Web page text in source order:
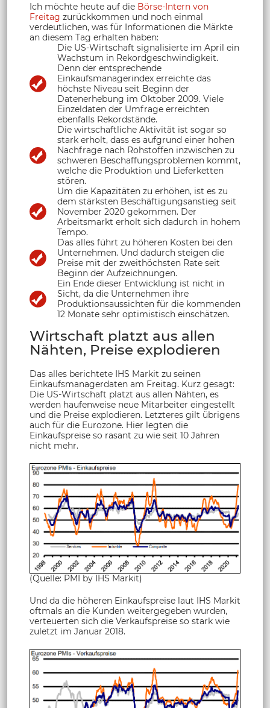
Ich möchte heute auf die Börse-Intern von
Freitag zurückkommen und noch einmal
verdeutlichen, was für Informationen die Märkte
an diesem Tag erhalten haben:
Die US-Wirtschaft signalisierte im April ein
Wachstum in Rekordgeschwindigkeit.
Denn der entsprechende
Einkaufsmanagerindex erreichte das
höchste Niveau seit Beginn der
Datenerhebung im Oktober 2009. Viele
Einzeldaten der Umfrage erreichten
ebenfalls Rekordstände.
Die wirtschaftliche Aktivität ist sogar so
stark erholt, dass es aufgrund einer hohen
Nachfrage nach Rohstoffen inzwischen zu
schweren Beschaffungsproblemen kommt,
welche die Produktion und Lieferketten
stören.
Um die Kapazitäten zu erhöhen, ist es zu
dem stärksten Beschäftigungsanstieg seit
November 2020 gekommen. Der
Arbeitsmarkt erholt sich dadurch in hohem
Tempo.
Das alles führt zu höheren Kosten bei den
Unternehmen. Und dadurch steigen die
Preise mit der zweithöchsten Rate seit
Beginn der Aufzeichnungen.
Ein Ende dieser Entwicklung ist nicht in
Sicht, da die Unternehmen ihre
Produktionsaussichten für die kommenden
12 Monate sehr optimistisch einschätzen.
Wirtschaft platzt aus allen
Nähten, Preise explodieren
Das alles berichtete IHS Markit zu seinen
Einkaufsmanagerdaten am Freitag. Kurz gesagt:
Die US-Wirtschaft platzt aus allen Nähten, es
werden haufenweise neue Mitarbeiter eingestellt
und die Preise explodieren. Letzteres gilt übrigens
auch für die Eurozone. Hier legten die
Einkaufspreise so rasant zu wie seit 10 Jahren
nicht mehr.
(Quelle: PMI by IHS Markit)
Und da die höheren Einkaufspreise laut IHS Markit
oftmals an die Kunden weitergegeben wurden,
verteuerten sich die Verkaufspreise so stark wie
zuletzt im Januar 2018.